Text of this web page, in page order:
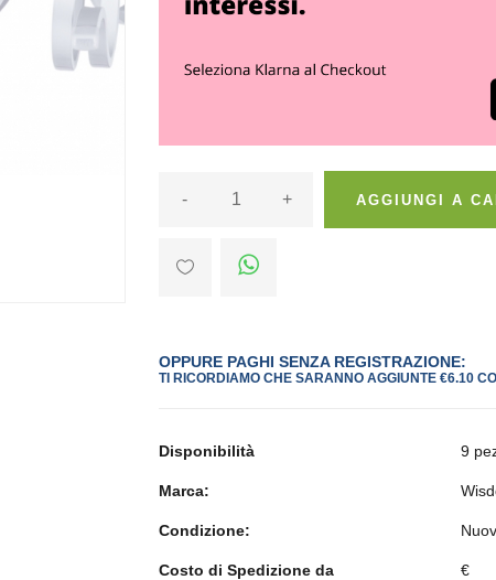
- + AGGIUNGI A
OPPURE PAGHI SENZA REGISTRAZIONE:
TI RICORDIAMO CHE SARANNO AGGIUNTE €6.10
Disponibilità 9
Marca:
Condizione:
Costo di Spedizione da €